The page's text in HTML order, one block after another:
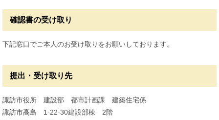
確認書の受け取り
下記窓口でご本人のお受け取りをお願いしております。
提出・受け取り先
諏訪市役所 建設部 都市計画課 建築住宅係
諏訪市高島 1-22-30建設部棟 2階